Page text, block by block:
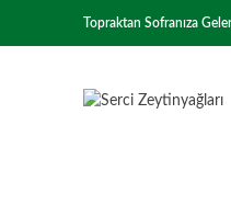
Topraktan Sofranıza